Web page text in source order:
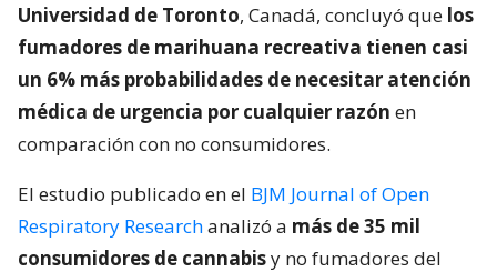
Universidad de Toronto, Canadá, concluyó que los
fumadores de marihuana recreativa tienen casi
un 6% más probabilidades de necesitar atención
médica de urgencia por cualquier razón en
comparación con no consumidores.
El estudio publicado en el BJM Journal of Open
Respiratory Researchanalizó a más de 35 mil
consumidores de cannabisy no fumadores del